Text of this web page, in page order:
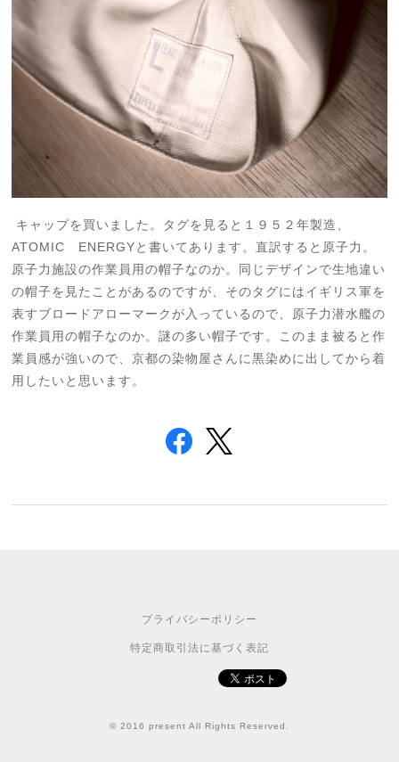
キャップを買いました。タグを見ると１９５２年製造、
ATOMIC ENERGYと書いてあります。直訳すると原子力。
原子力施設の作業員用の帽子なのか。同じデザインで生地違い
の帽子を見たことがあるのですが、そのタグにはイギリス軍を
表すブロードアローマークが入っているので、原子力潜水艦の
作業員用の帽子なのか。謎の多い帽子です。このまま被ると作
業員感が強いので、京都の染物屋さんに黒染めに出してから着
用したいと思います。
プライバシーポリシー
特定商取引法に基づく表記
© 2016 present All Rights Reserved.